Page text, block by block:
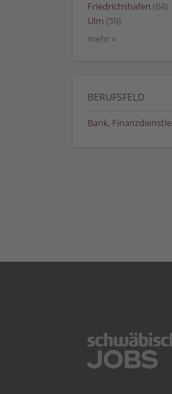
Friedrichshafen (64)
Ulm (59)
mehr »
BERUFSFELD
Bank,